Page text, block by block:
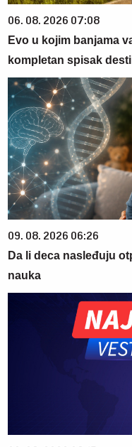
06. 08. 2026 07:08
Evo u kojim banjama
kompletan spisak
09. 08. 2026 06:26
Da li deca nasleđuju
nauka